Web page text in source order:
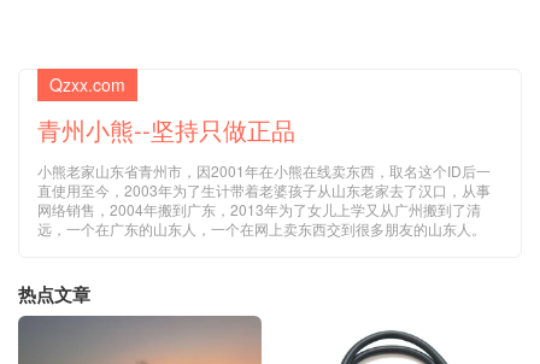
Qzxx.com
青州小熊--坚持只做正品
小熊老家山东省青州市，因2001年在小熊在线卖东西，取名这个ID后一
直使用至今，2003年为了生计带着老婆孩子从山东老家去了汉口，从事
网络销售，2004年搬到广东，2013年为了女儿上学又从广州搬到了清
远，一个在广东的山东人，一个在网上卖东西交到很多朋友的山东人。
热点文章